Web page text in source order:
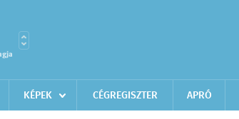
KÉPEK CÉGREGISZTER APRÓ